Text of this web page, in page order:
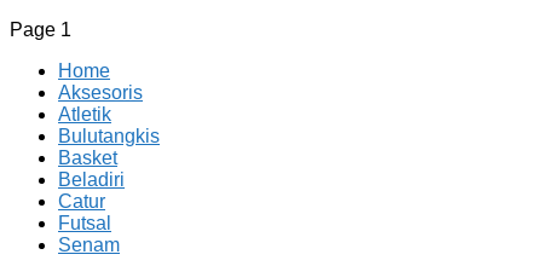
Page 1
Home
Aksesoris
Atletik
Bulutangkis
Basket
Beladiri
Catur
Futsal
Senam